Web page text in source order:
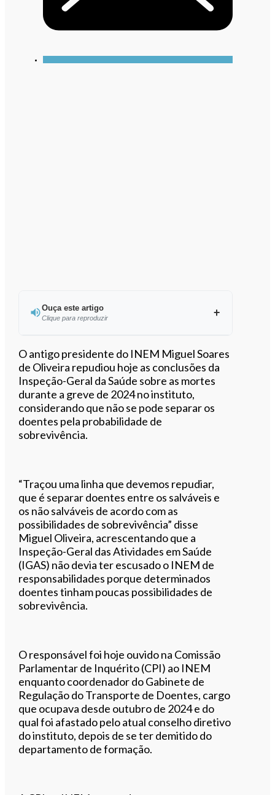
Ouça este artigo
Clique para reproduzir
Ouvir este artigo
O antigo presidente do INEM Miguel Soares
de Oliveira repudiou hoje as conclusões da
Inspeção-Geral da Saúde sobre as mortes
durante a greve de 2024 no instituto,
considerando que não se pode separar os
doentes pela probabilidade de
sobrevivência.
“Traçou uma linha que devemos repudiar,
que é separar doentes entre os salváveis e
os não salváveis de acordo com as
possibilidades de sobrevivência” disse
Miguel Oliveira, acrescentando que a
Inspeção-Geral das Atividades em Saúde
(IGAS) não devia ter escusado o INEM de
responsabilidades porque determinados
doentes tinham poucas possibilidades de
sobrevivência.
O responsável foi hoje ouvido na Comissão
Parlamentar de Inquérito (CPI) ao INEM
enquanto coordenador do Gabinete de
Regulação do Transporte de Doentes, cargo
que ocupava desde outubro de 2024 e do
qual foi afastado pelo atual conselho diretivo
do instituto, depois de se ter demitido do
departamento de formação.